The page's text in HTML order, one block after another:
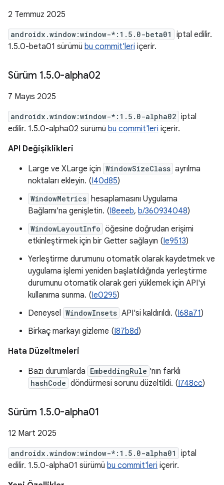
2 Temmuz 2025
androidx.window:window-*:1.5.0-beta01
iptal edilir.
1.5.0-beta01 sürümü bu commit'leri içerir.
Sürüm 1.5.0-alpha02
7 Mayıs 2025
androidx.window:window-*:1.5.0-alpha02 iptal
edilir. 1.5.0-alpha02 sürümü bu commit'leri içerir.
API Değişiklikleri
Large ve XLarge için WindowSizeClass ayrılma
noktaları ekleyin. (I40d85)
WindowMetrics hesaplamasını Uygulama
Bağlamı'na genişletin. (I8eeeb, b/360934048)
WindowLayoutInfo öğesine doğrudan erişimi
etkinleştirmek için bir Getter sağlayın (Ie9513)
Yerleştirme durumunu otomatik olarak kaydetmek ve
uygulama işlemi yeniden başlatıldığında yerleştirme
durumunu otomatik olarak geri yüklemek için API'yi
kullanıma sunma. (Ie0295)
Deneysel WindowInsets API'si kaldırıldı. (I68a71)
Birkaç markayı gizleme (I87b8d)
Hata Düzeltmeleri
Bazı durumlarda EmbeddingRule 'nın farklı
hashCode döndürmesi sorunu düzeltildi. (I748cc)
Sürüm 1.5.0-alpha01
12 Mart 2025
androidx.window:window-*:1.5.0-alpha01
iptal
edilir. 1.5.0-alpha01 sürümü bu commit'leri içerir.